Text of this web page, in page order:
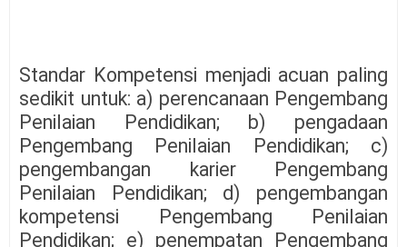
Standar Kompetensi menjadi acuan paling
sedikit untuk: a) perencanaan Pengembang
Penilaian Pendidikan; b) pengadaan
Pengembang Penilaian Pendidikan; c)
pengembangan karier Pengembang
Penilaian Pendidikan; d) pengembangan
kompetensi Pengembang Penilaian
Pendidikan; e) penempatan Pengembang